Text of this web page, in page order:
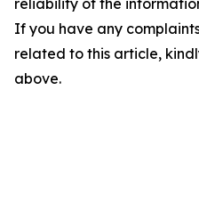
reliability of the
If you have any
related to this article,
above.